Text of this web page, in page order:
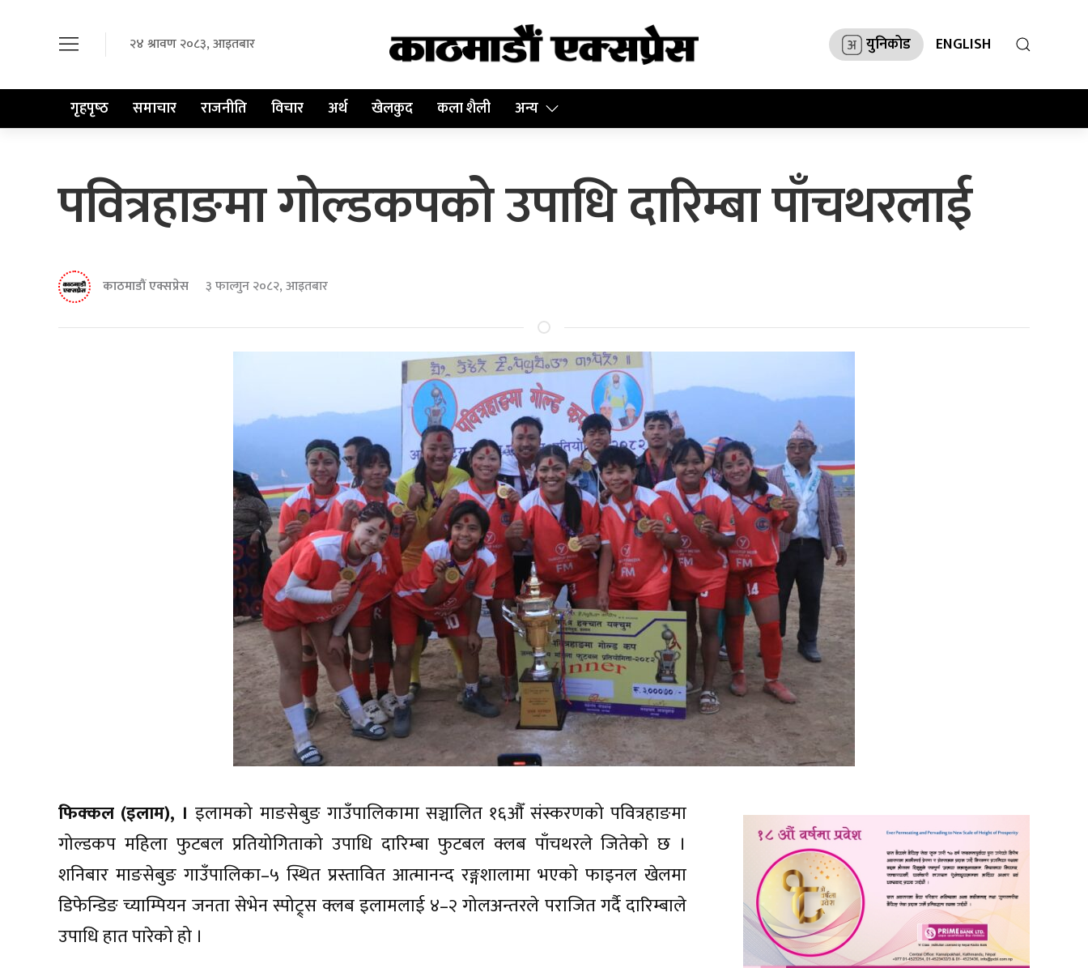
२४ श्रावण २०८३, आइतबार युनिकोड ENGLISH
गृहपृष्‍ठ समाचार राजनीति विचार अर्थ खेलकुद कला शैली अन्य
पवित्रहाङमा गोल्डकपको उपाधि दारिम्बा पाँचथरलाई
काठमाडौं एक्सप्रेस ३ फाल्गुन २०८२, आइतबार
फिक्कल (इलाम), । इलामको माङसेबुङ गाउँपालिकामा सञ्चालित १६औँ संस्करणको पवित्रहाङमा
गोल्डकप महिला फुटबल प्रतियोगिताको उपाधि दारिम्बा फुटबल क्लब पाँचथरले जितेको छ ।
शनिबार माङसेबुङ गाउँपालिका–५ स्थित प्रस्तावित आत्मानन्द रङ्गशालामा भएको फाइनल खेलमा
डिफेन्डिङ च्याम्पियन जनता सेभेन स्पोट्र्स क्लब इलामलाई ४–२ गोलअन्तरले पराजित गर्दै दारिम्बाले
उपाधि हात पारेको हो ।